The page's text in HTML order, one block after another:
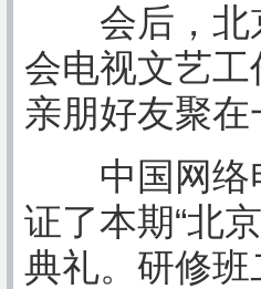
会后，北京
会电视文艺
亲朋好友聚
中国网络电
证了本期“北
典礼。研修